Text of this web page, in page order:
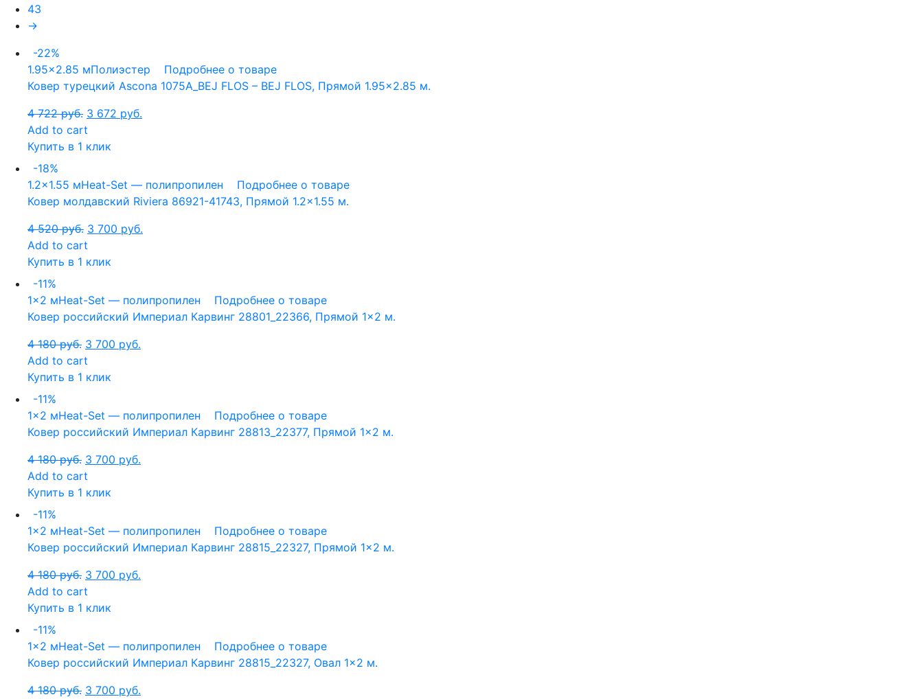
43
→
-22%
1.95x2.85 мПолиэстер
Подробнее о товаре
Ковер турецкий Ascona 1075A_BEJ FLOS – BEJ FLOS, Прямой 1.95×2.85 м.
4 722руб. 3 672 руб.
Add to cart
Купить в 1 клик
-18%
1.2x1.55 мHeat-Set — полипропилен
Подробнее о товаре
Ковер молдавский Riviera 86921-41743, Прямой 1.2×1.55 м.
4 520руб. 3 700 руб.
Add to cart
Купить в 1 клик
-11%
1x2 мHeat-Set — полипропилен
Подробнее о товаре
Ковер российский Империал Карвинг 28801_22366, Прямой 1×2 м.
4 180руб. 3 700 руб.
Add to cart
Купить в 1 клик
-11%
1x2 мHeat-Set — полипропилен
Подробнее о товаре
Ковер российский Империал Карвинг 28813_22377, Прямой 1×2 м.
4 180руб. 3 700 руб.
Add to cart
Купить в 1 клик
-11%
1x2 мHeat-Set — полипропилен
Подробнее о товаре
Ковер российский Империал Карвинг 28815_22327, Прямой 1×2 м.
4 180руб. 3 700 руб.
Add to cart
Купить в 1 клик
-11%
1x2 мHeat-Set — полипропилен
Подробнее о товаре
Ковер российский Империал Карвинг 28815_22327, Овал 1×2 м.
4 180руб. 3 700 руб.